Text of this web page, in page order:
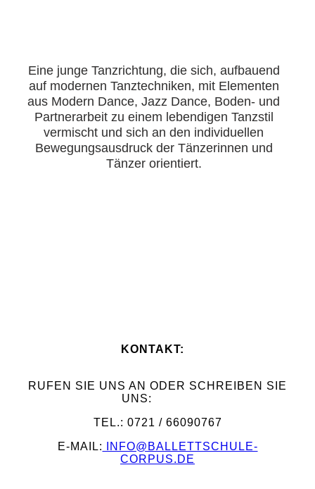
Eine junge Tanzrichtung, die sich, aufbauend
auf modernen Tanztechniken, mit Elementen
aus Modern Dance, Jazz Dance, Boden- und
Partnerarbeit zu einem lebendigen Tanzstil
vermischt und sich an den individuellen
Bewegungsausdruck der Tänzerinnen und
Tänzer orientiert.
KONTAKT:
RUFEN SIE UNS AN ODER SCHREIBEN SIE
UNS:
TEL.: 0721 / 66090767
E-MAIL: INFO@BALLETTSCHULE-
CORPUS.DE